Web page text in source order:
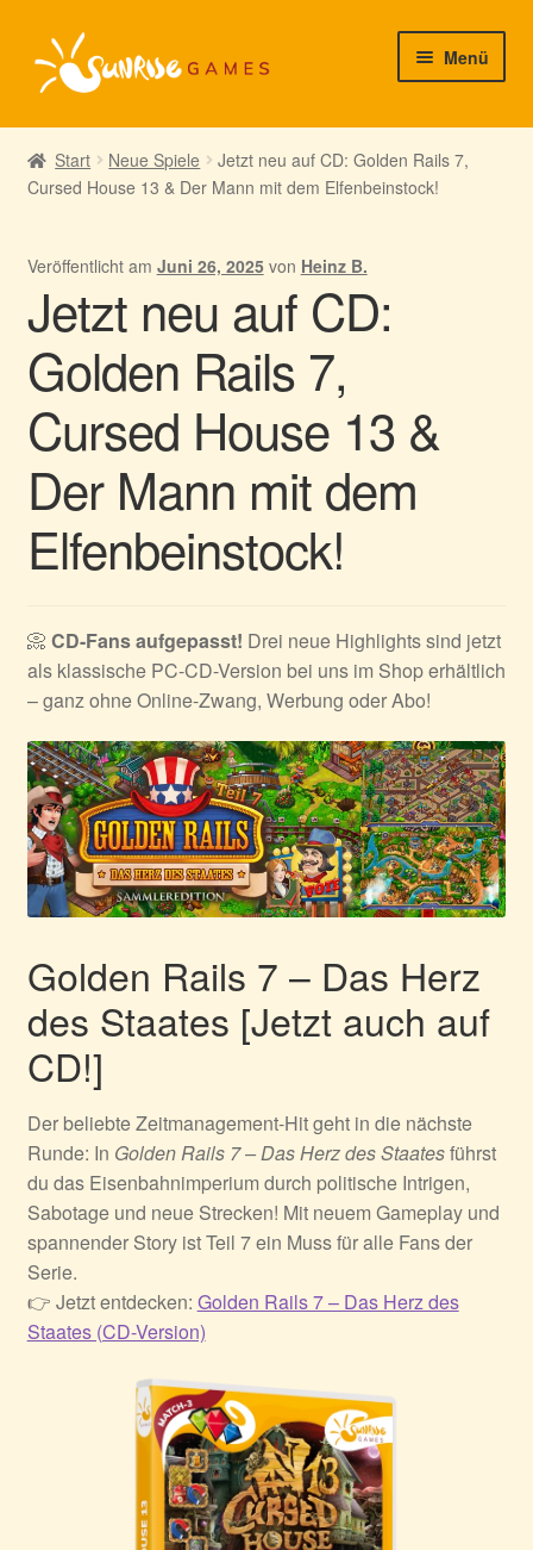
Zur
Navigation
Zum
Inhalt
Menü
► Startseite
► Neuigkeiten von uns
► Support/Hilfe
► Mein Konto
Start Neue Spiele
Jetzt neu auf CD: Golden Rails 7,
Cursed House 13 & Der Mann mit dem Elfenbeinstock!
Veröffentlicht am Juni 26, 2025 von Heinz B.
Jetzt neu auf CD:
Golden Rails 7,
Cursed House 13 &
Der Mann mit dem
Elfenbeinstock!
📀 CD-Fans aufgepasst! Drei neue Highlights sind jetzt
als klassische PC-CD-Version bei uns im Shop erhältlich
– ganz ohne Online-Zwang, Werbung oder Abo!
Golden Rails 7 – Das Herz
des Staates [Jetzt auch auf
CD!]
Der beliebte Zeitmanagement-Hit geht in die nächste
Runde: In Golden Rails 7 – Das Herz des Staatesführst
du das Eisenbahnimperium durch politische Intrigen,
Sabotage und neue Strecken! Mit neuem Gameplay und
spannender Story ist Teil 7 ein Muss für alle Fans der
Serie.
👉 Jetzt entdecken: Golden Rails 7 – Das Herz des
Staates (CD-Version)